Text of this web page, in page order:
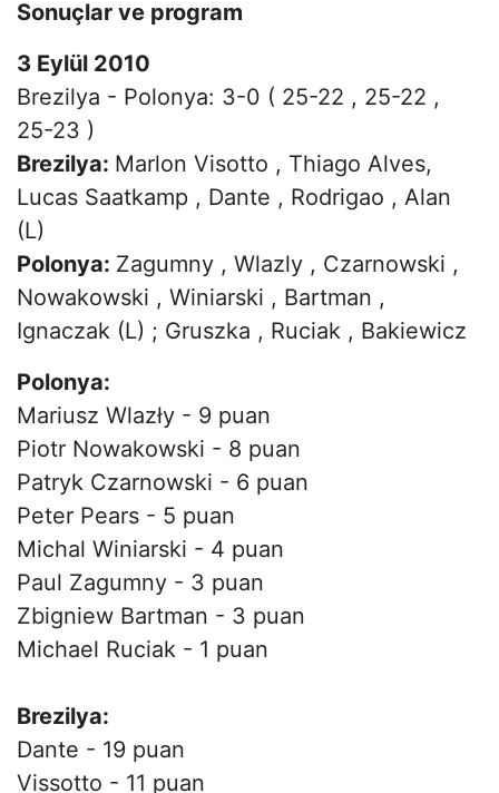
Sonuçlar ve program
3 Eylül 2010
Brezilya - Polonya: 3-0 ( 25-22 , 25-22 ,
25-23 )
Brezilya: Marlon Visotto , Thiago Alves,
Lucas Saatkamp , Dante , Rodrigao , Alan
(L)
Polonya: Zagumny , Wlazly , Czarnowski ,
Nowakowski , Winiarski , Bartman ,
Ignaczak (L) ; Gruszka , Ruciak , Bakiewicz
Polonya:
Mariusz Wlazły - 9 puan
Piotr Nowakowski - 8 puan
Patryk Czarnowski - 6 puan
Peter Pears - 5 puan
Michal Winiarski - 4 puan
Paul Zagumny - 3 puan
Zbigniew Bartman - 3 puan
Michael Ruciak - 1 puan
Brezilya:
Dante - 19 puan
Vissotto - 11 puan